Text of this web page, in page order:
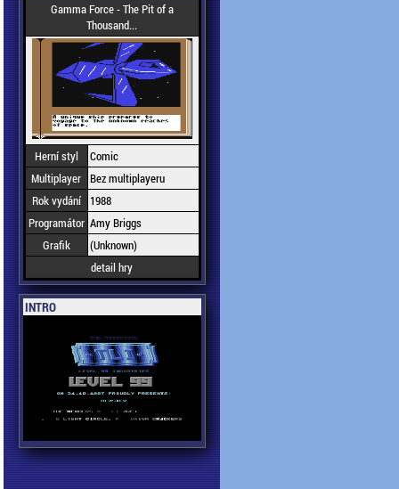
Gamma Force - The Pit of a
Thousand...
Herní styl
Comic
Multiplayer Bez multiplayeru
Rok vydání
1988
Programátor Amy Briggs
Grafik
(Unknown)
detail hry
INTRO